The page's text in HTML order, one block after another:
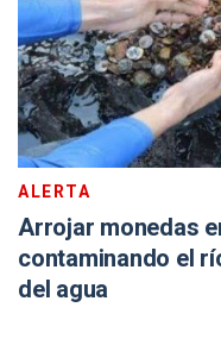
ALERTA
Arrojar monedas
contaminando el
del agua